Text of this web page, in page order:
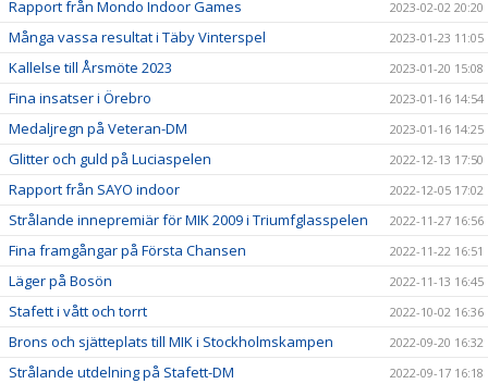
Rapport från Mondo Indoor Games 2023-02-02 20:20
Många vassa resultat i Täby Vinterspel 2023-01-23 11:05
Kallelse till Årsmöte 2023 2023-01-20 15:08
Fina insatser i Örebro 2023-01-16 14:54
Medaljregn på Veteran-DM 2023-01-16 14:25
Glitter och guld på Luciaspelen 2022-12-13 17:50
Rapport från SAYO indoor 2022-12-05 17:02
Strålande innepremiär för MIK 2009 i Triumfglasspelen 2022-11-27 16:56
Fina framgångar på Första Chansen 2022-11-22 16:51
Läger på Bosön 2022-11-13 16:45
Stafett i vått och torrt 2022-10-02 16:36
Brons och sjätteplats till MIK i Stockholmskampen 2022-09-20 16:32
Strålande utdelning på Stafett-DM 2022-09-17 16:18